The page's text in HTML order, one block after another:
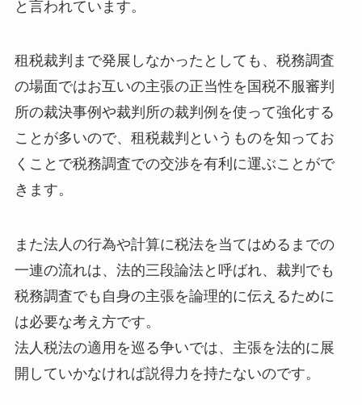
と言われています。
租税裁判まで発展しなかったとしても、税務調査
の場面ではお互いの主張の正当性を国税不服審判
所の裁決事例や裁判所の裁判例を使って強化する
ことが多いので、租税裁判というものを知ってお
くことで税務調査での交渉を有利に運ぶことがで
きます。
また法人の行為や計算に税法を当てはめるまでの
一連の流れは、法的三段論法と呼ばれ、裁判でも
税務調査でも自身の主張を論理的に伝えるために
は必要な考え方です。
法人税法の適用を巡る争いでは、主張を法的に展
開していかなければ説得力を持たないのです。